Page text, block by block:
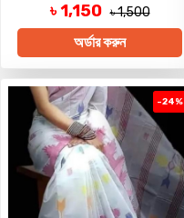
৳ 1,150 ৳ 1,500
অর্ডার করুন
-24%